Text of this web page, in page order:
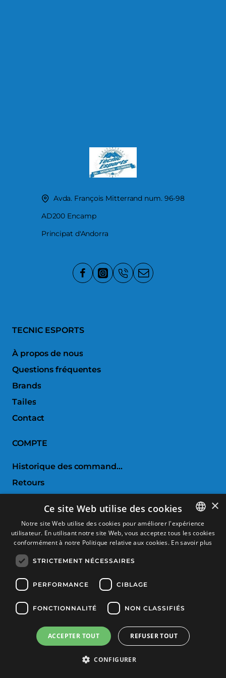
Avda. François Mitterrand num. 96-98
AD200 Encamp
Principat d'Andorra
TECNIC ESPORTS
À propos de nous
Questions fréquentes
Brands
Tailes
Contact
COMPTE
Historique des commandes
Retours
Comparer les produits
SERVICE CLIENTS
Conditions d'achat
Retours et échanges
Méthodes de payement
Copyright © 2025, Tècnic Esport, Tous les droits sont réservés
SPANISH
×
Ce site Web utilise des cookies
Notre site Web utilise des cookies pour améliorer l'expérience
utilisateur. En utilisant notre site Web, vous acceptez tous les cookies
conformément à notre Politique relative aux cookies. En savoir plus
STRICTEMENT NÉCESSAIRES
PERFORMANCE CIBLAGE
FONCTIONNALITÉ NON CLASSIFIÉS
ACCEPTER TOUT REFUSER TOUT
CONFIGURER